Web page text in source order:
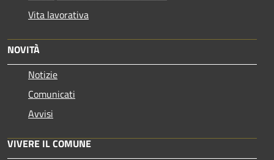
Vita lavorativa
NOVITÀ
Notizie
Comunicati
Avvisi
VIVERE IL COMUNE